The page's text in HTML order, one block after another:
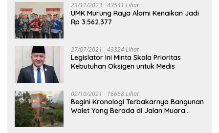
23/11/2023 43541 Lihat
UMK Murung Raya Alami Kenaikan Jadi
Rp 3.562.377
27/07/2021 43324 Lihat
Legislator Ini Minta Skala Prioritas
Kebutuhan Oksigen untuk Medis
02/10/2021 16668 Lihat
Begini Kronologi Terbakarnya Bangunan
Walet Yang Berada di Jalan Muara